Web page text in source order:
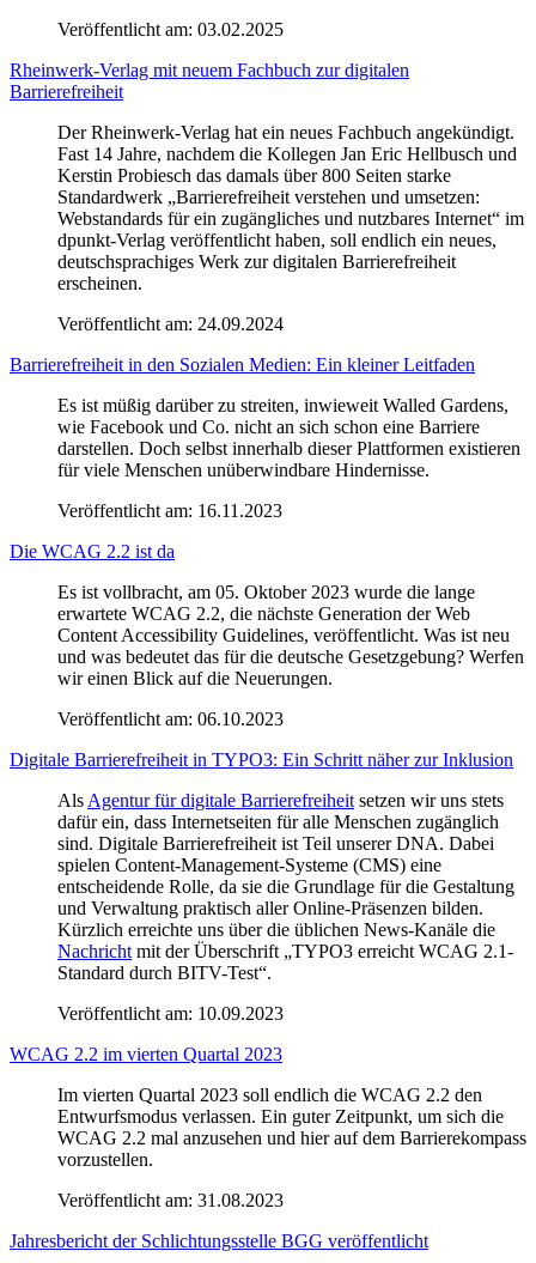
Veröffentlicht am: 03.02.2025
Rheinwerk-Verlag mit neuem Fachbuch zur digitalen
Barrierefreiheit
Der Rheinwerk-Verlag hat ein neues Fachbuch angekündigt.
Fast 14 Jahre, nachdem die Kollegen Jan Eric Hellbusch und
Kerstin Probiesch das damals über 800 Seiten starke
Standardwerk „Barrierefreiheit verstehen und umsetzen:
Webstandards für ein zugängliches und nutzbares Internet“ im
dpunkt-Verlag veröffentlicht haben, soll endlich ein neues,
deutschsprachiges Werk zur digitalen Barrierefreiheit
erscheinen.
Veröffentlicht am: 24.09.2024
Barrierefreiheit in den Sozialen Medien: Ein kleiner Leitfaden
Es ist müßig darüber zu streiten, inwieweit Walled Gardens,
wie Facebook und Co. nicht an sich schon eine Barriere
darstellen. Doch selbst innerhalb dieser Plattformen existieren
für viele Menschen unüberwindbare Hindernisse.
Veröffentlicht am: 16.11.2023
Die WCAG 2.2 ist da
Es ist vollbracht, am 05. Oktober 2023 wurde die lange
erwartete WCAG 2.2, die nächste Generation der Web
Content Accessibility Guidelines, veröffentlicht. Was ist neu
und was bedeutet das für die deutsche Gesetzgebung? Werfen
wir einen Blick auf die Neuerungen.
Veröffentlicht am: 06.10.2023
Digitale Barrierefreiheit in TYPO3: Ein Schritt näher zur Inklusion
Als Agentur für digitale Barrierefreiheit setzen wir uns stets
dafür ein, dass Internetseiten für alle Menschen zugänglich
sind. Digitale Barrierefreiheit ist Teil unserer DNA. Dabei
spielen Content-Management-Systeme (CMS) eine
entscheidende Rolle, da sie die Grundlage für die Gestaltung
und Verwaltung praktisch aller Online-Präsenzen bilden.
Kürzlich erreichte uns über die üblichen News-Kanäle die
Nachricht mit der Überschrift „TYPO3 erreicht WCAG 2.1-
Standard durch BITV-Test“.
Veröffentlicht am: 10.09.2023
WCAG 2.2 im vierten Quartal 2023
Im vierten Quartal 2023 soll endlich die WCAG 2.2 den
Entwurfsmodus verlassen. Ein guter Zeitpunkt, um sich die
WCAG 2.2 mal anzusehen und hier auf dem Barrierekompass
vorzustellen.
Veröffentlicht am: 31.08.2023
Jahresbericht der Schlichtungsstelle BGG veröffentlicht